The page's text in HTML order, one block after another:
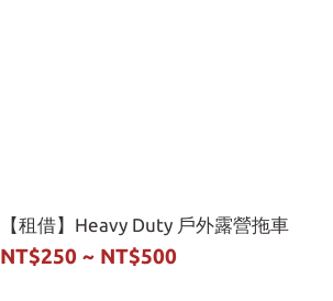
【租借】Heavy Duty 戶外露營拖車
NT$250 ~ NT$500